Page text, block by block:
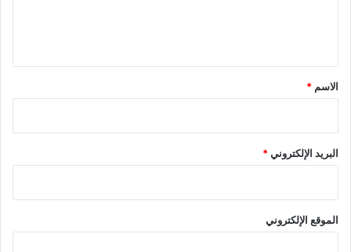
*
الاسم *
البريد الإلكتروني*
الموقع الإلكتروني